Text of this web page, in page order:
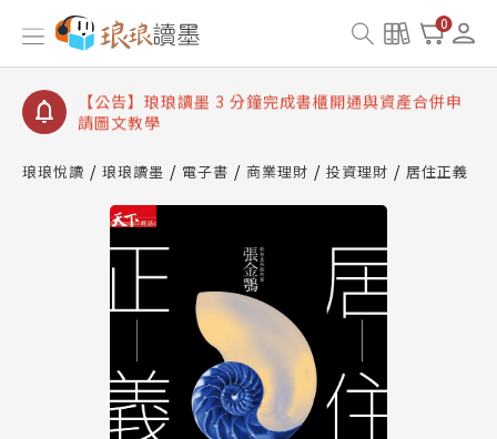
0
【公告】琅琅讀墨數位閱讀資產合併與書櫃開通申請
【公告】琅琅讀墨書櫃開通常見問題
【公告】琅琅讀墨 3 分鐘完成書櫃開通與資產合併申
請圖文教學
查詢
【公告】琅琅讀墨數位閱讀資產合併與書櫃開通申請
琅琅悅讀 琅琅讀墨 電子書 商業理財 投資理財 居住正義